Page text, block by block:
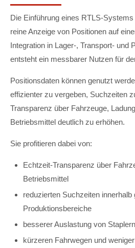
Die Einführung eines RTLS-
reine Anzeige von Positionen auf
Integration in Lager-, Transport- und
entsteht ein messbarer Nutzen für
Positionsdaten können genutzt
effizienter zu vergeben, Suchzeiten
Transparenz über Fahrzeuge,
Betriebsmittel deutlich zu erhöhen.
Sie profitieren dabei von:
Echtzeit-Transparenz über
Betriebsmittel
reduzierten Suchzeiten innerhalb
Produktionsbereiche
besserer Auslastung von
kürzeren Fahrwegen und